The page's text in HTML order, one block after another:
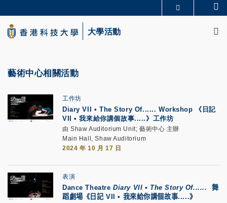
to
main
content
生活@科大
大學活動
藝術中心相關活動
工作坊
Diary VII • The Story Of...... Workshop 《日記
VII • 我來給你講個故事.....》工作坊
由 Shaw Auditorium Unit; 藝術中心 主辦
Main Hall, Shaw Auditorium
2024 年 10 月 17 日
表演
Dance TheatreDiary VII • The Story Of...... 舞
蹈劇場《日記VII • 我來給你講個故事.....》